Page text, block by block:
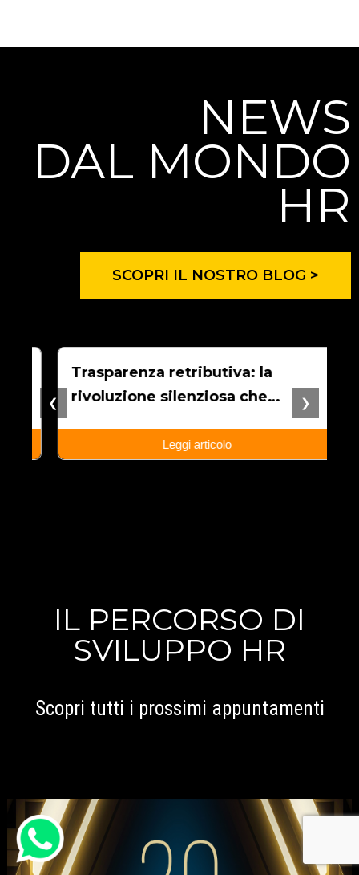
NEWS
DAL MONDO
HR
SCOPRI IL NOSTRO BLOG >
❮
Trasparenza retributiva: la
rivoluzione silenziosa che
cambierà il lavoro in Italia
Leggi articolo
❯
IL PERCORSO DI
SVILUPPO HR
Scopri tutti i prossimi appuntamenti